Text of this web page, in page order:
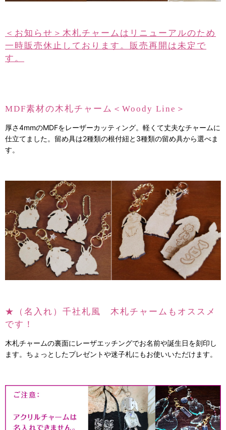
＜お知らせ＞木札チャームはリニューアルのため
一時販売休止しております。販売再開は未定で
す。
MDF素材の木札チャーム＜Woody Line＞
厚さ4mmのMDFをレーザーカッティング。軽くて丈夫なチャームに
仕立てました。留め具は2種類の根付紐と3種類の留め具から選べま
す。
★（名入れ）千社札風 木札チャームもオススメ
です！
木札チャームの裏面にレーザエッチングでお名前や誕生日を刻印し
ます。ちょっとしたプレゼントや迷子札にもお使いいただけます。